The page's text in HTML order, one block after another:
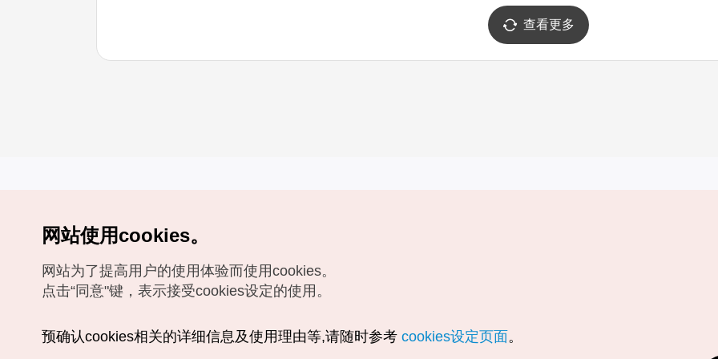
查看更多
数字图书 / 电子书
定位服务
如有相关疑问或建议，欢迎来信。VISITKOREA官方邮箱
chnsim@knto.or.kr
网站使用cookies。
网站为了提高用户的使用体验而使用cookies。
点击“同意"键，表示接受cookies设定的使用。
预确认cookies相关的详细信息及使用理由等,请随时参考 cookies设定页面。